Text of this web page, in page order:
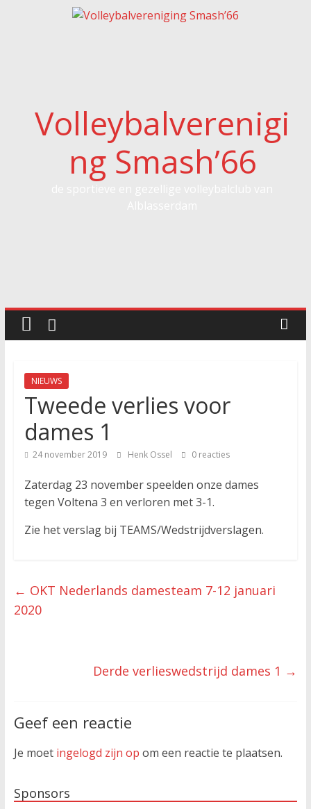
Volleybalverenigi
ng Smash’66
NIEUWS
Tweede verlies voor
dames 1
24 november 2019 Henk Ossel 0 reacties
Zaterdag 23 november speelden onze dames
tegen Voltena 3 en verloren met 3-1.
Zie het verslag bij TEAMS/Wedstrijdverslagen.
← OKT Nederlands damesteam 7-12 januari
2020
Derde verlieswedstrijd dames 1 →
Geef een reactie
Je moet ingelogd zijn op om een reactie te plaatsen.
Sponsors